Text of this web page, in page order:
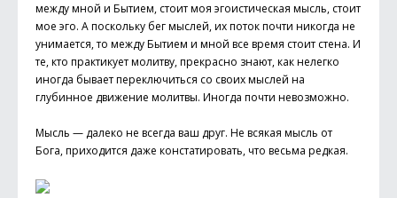
между мной и Бытием, стоит моя эгоистическая мысль, стоит
мое эго. А поскольку бег мыслей, их поток почти никогда не
унимается, то между Бытием и мной все время стоит стена. И
те, кто практикует молитву, прекрасно знают, как нелегко
иногда бывает переключиться со своих мыслей на
глубинное движение молитвы. Иногда почти невозможно.
Мысль — далеко не всегда ваш друг. Не всякая мысль от
Бога, приходится даже констатировать, что весьма редкая.